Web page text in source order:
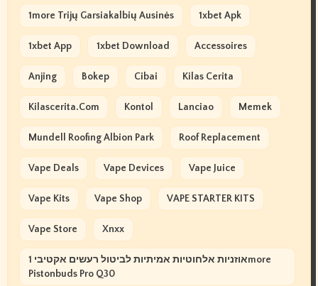
1more Trijų Garsiakalbių Ausinės 1xbet Apk
1xbet App 1xbet Download Accessoires
Anjing Bokep Cibai Kilas Cerita
Kilascerita.com Kontol Lanciao Memek
Mundell Roofing Albion Park Roof Replacement
Vape Deals Vape Devices Vape Juice
Vape Kits Vape Shop VAPE STARTER KITS
Vape Store Xnxx
אוזניות אלחוטיות אמיתיות לביטול רעשים אקטיבי 1more
Pistonbuds Pro Q30